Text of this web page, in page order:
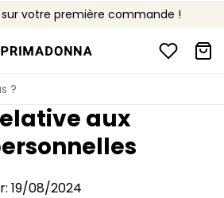
sur votre première commande !
gratuite à partir de CHF 150
Retours gratuits
?
aux
19/08/2024